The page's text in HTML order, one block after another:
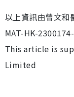
以上資訊由曾文和
MAT-HK-
This article is
Limited